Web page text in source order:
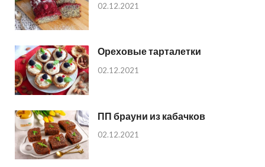
02.12.2021
Ореховые тарталетки
02.12.2021
ПП брауни из кабачков
02.12.2021